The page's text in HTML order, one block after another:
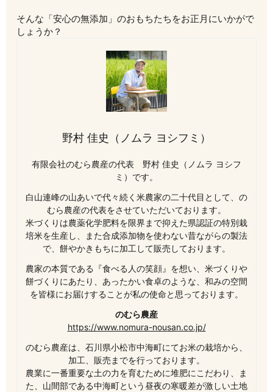
そんな「安心の無添加」のおもちたちをお正月にいかがで
しょうか？
野村 佳史（ノムラ ヨシフミ）
有限会社のむら農産の代表 野村 佳史（ノムラ ヨシフ
ミ）です。
白山連峰の山あいで代々続く米農家の二十代目として、の
むら農産の代表をさせていただいております。
米づくりは農薬化学肥料を限界まで抑えた県認証の特別栽
培米を生産し、また合成添加物を使わない昔ながらの製法
で、餅やかきもちに加工して販売しております。
農家の本質である『食べる人の笑顔』を想い、米づくりや
餅づくりにあたり、あったかい食卓のような、和みの空間
を皆様にお届けすることが私の使命と思っております。
のむら農産
https://www.nomura-nousan.co.jp/
のむら農産は、石川県小松市中海町にてお米の栽培から、
加工、販売までを行っております。
農業に一番重要な土の力を育むために堆肥にこだわり、ま
た、山間部である中海町という昼夜の寒暖差が激しい土地